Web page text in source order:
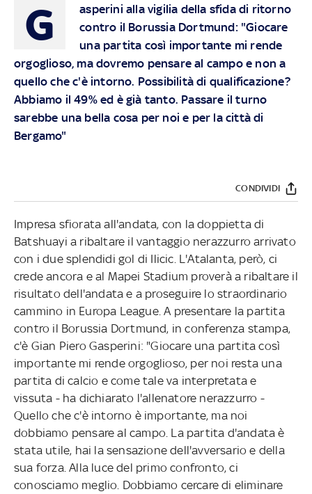
G
asperini alla vigilia della sfida di ritorno
contro il Borussia Dortmund: "Giocare
una partita così importante mi rende
orgoglioso, ma dovremo pensare al campo e non a
quello che c'è intorno. Possibilità di qualificazione?
Abbiamo il 49% ed è già tanto. Passare il turno
sarebbe una bella cosa per noi e per la città di
Bergamo"
CONDIVIDI
Impresa sfiorata all'andata, con la doppietta di
Batshuayi a ribaltare il vantaggio nerazzurro arrivato
con i due splendidi gol di Ilicic. L'Atalanta, però, ci
crede ancora e al Mapei Stadium proverà a ribaltare il
risultato dell'andata e a proseguire lo straordinario
cammino in Europa League. A presentare la partita
contro il Borussia Dortmund, in conferenza stampa,
c'è Gian Piero Gasperini: "Giocare una partita così
importante mi rende orgoglioso, per noi resta una
partita di calcio e come tale va interpretata e
vissuta - ha dichiarato l'allenatore nerazzurro -
Quello che c'è intorno è importante, ma noi
dobbiamo pensare al campo. La partita d'andata è
stata utile, hai la sensazione dell'avversario e della
sua forza. Alla luce del primo confronto, ci
conosciamo meglio. Dobbiamo cercare di eliminare